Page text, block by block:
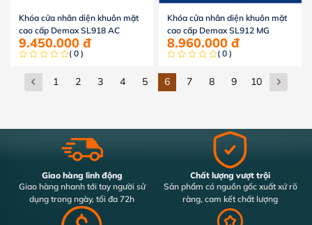
Khóa cửa nhân diện khuôn mặt
cao cấp Demax SL918 AC
9.450.000 đ
( 0 )
Khóa cửa nhân diện khuôn mặt
cao cấp Demax SL912 MG
8.960.000 đ
( 0 )
1 2 3 4 5 6 7 8 9 10
Giao hàng linh động
Giao hàng nhanh tới tay người sử
dụng trong ngày, tối đa 72h
Chất lượng vượt trội
Sản phẩm có nguồn gốc xuất xứ rõ
ràng, cam kết chất lượng